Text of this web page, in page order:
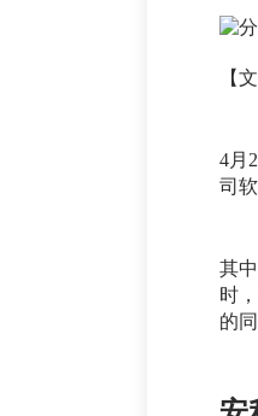
【
4月
司
其
时
的